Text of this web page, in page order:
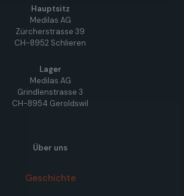
Hauptsitz
Medilas AG
Zürcherstrasse 39
CH-8952 Schlieren
Lager
Medilas AG
Grindlenstrasse 3
CH-8954 Geroldswil
Über uns
Geschichte